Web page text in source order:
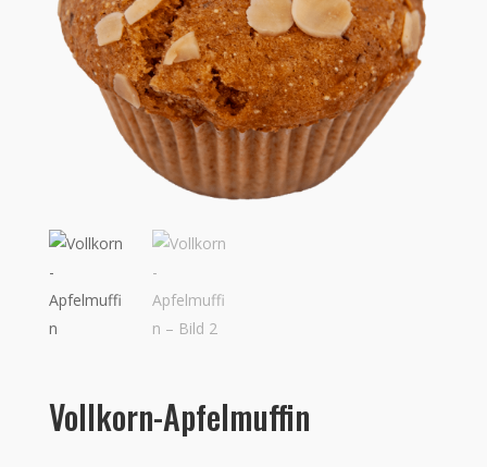
Vollkorn-Apfelmuffin